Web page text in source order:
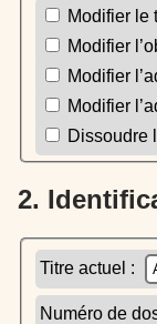
Modifier le
Modifier
Modifier
Modifier
Dissoudre
2.
Titre actuel :
Numéro de